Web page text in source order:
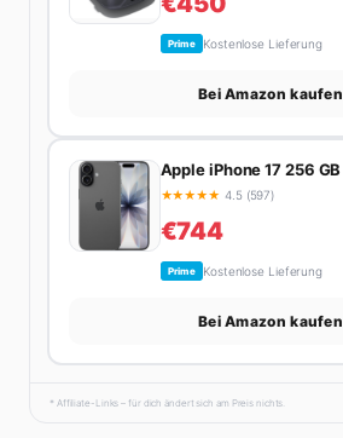
Prime Kostenlose Lieferung
Bei Amazon kaufen
Apple iPhone 17 256 GB
★★★★★ 4.5 (597)
€744
Prime Kostenlose Lieferung
Bei Amazon kaufen
* Affiliate-Links – für dich ändert sich am Preis nichts.